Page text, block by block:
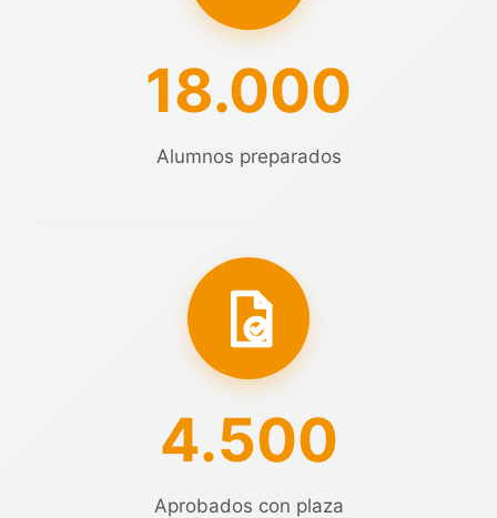
18.000
Alumnos preparados
4.500
Aprobados con plaza